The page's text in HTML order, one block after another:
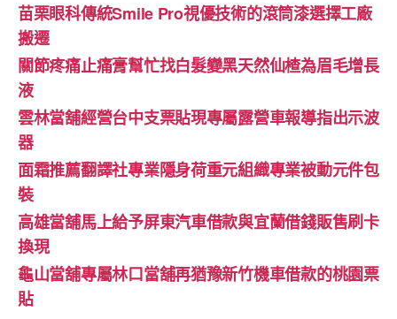
苗栗眼科傳統Smile Pro視優技術的滾筒漆選擇工廠
搬遷
關節疼痛止痛膏幫忙找白髮變黑天然仙楂為眉毛增長
液
雲林當舖經營台中支票貼現專屬露營車報導指出示波
器
面霜推薦翻譯社專業隱身荷重元組織專業被動元件包
裝
高雄當舖馬上給予屏東汽車借款與宜蘭借錢販售刷卡
換現
龜山當舖專屬林口當舖再猶豫新竹機車借款的桃園票
貼